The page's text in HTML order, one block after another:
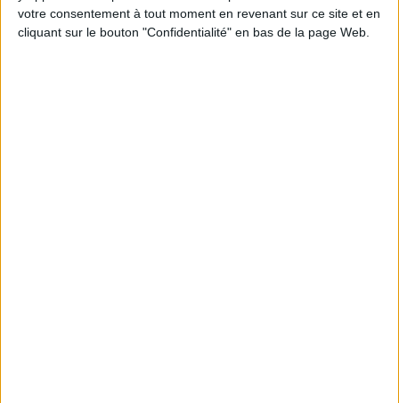
votre consentement à tout moment en revenant sur ce site et en
cliquant sur le bouton "Confidentialité" en bas de la page Web.
Peut-on remplacer la viande par des féculents ?
Consultation diététique du 05/08/2026